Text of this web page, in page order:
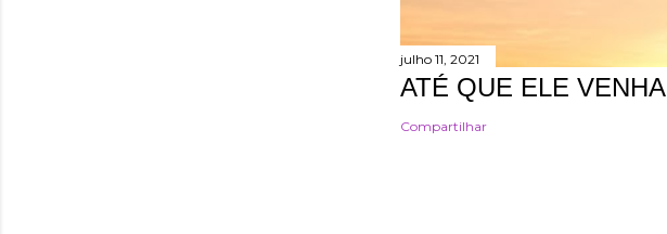
julho 11, 2021
ATÉ QUE ELE VENHA
Compartilhar